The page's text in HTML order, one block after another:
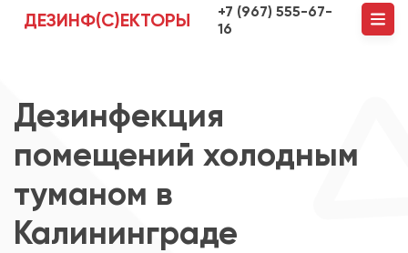
ДЕЗИНФ(С)ЕКТОРЫ
+7 (967) 555-67-
16
Дезинфекция
помещений холодным
туманом в
Калининграде